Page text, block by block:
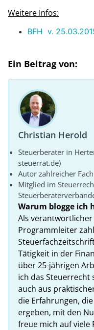
Weitere Infos:
BFH v.
Ein Beitrag von:
Christian Herold
Steuerberater in
steuerrat.de)
Autor zahlreicher
Mitglied im
Warum blogge ich
Als
Programmleiter
Tätigkeit in der
über 25-jährigen
ich das Steuerrecht
auch aus
die Erfahrungen,
ergeben, mit den
freue mich auf viele